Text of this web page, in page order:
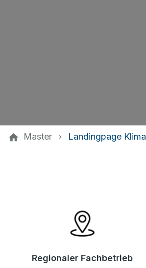
Master Landingpage Klima
Regionaler Fachbetrieb